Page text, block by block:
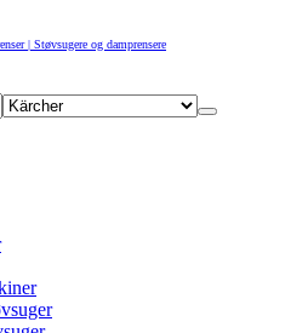
| Støvsugere og damprensere